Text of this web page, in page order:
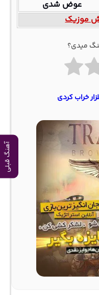
آهنگ قبلی
عوض شدی
موزیک
میدی؟
خراب کردی